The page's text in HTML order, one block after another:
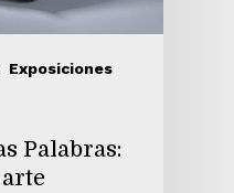
Exposiciones
Palabras: